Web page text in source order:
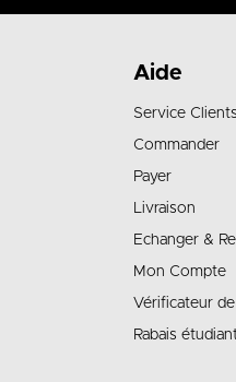
Aide
Service Clients
Commander
Payer
Livraison
Echanger &
Mon Compte
Vérificateur
Rabais